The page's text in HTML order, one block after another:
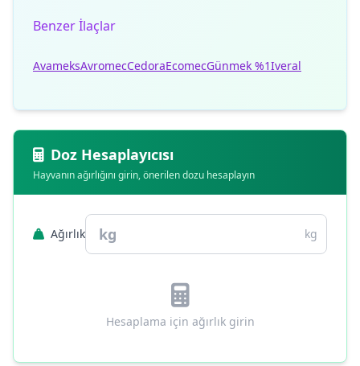
Benzer İlaçlar
AvameksAvromecCedoraEcomecGünmek %1Iveral
Doz Hesaplayıcısı
Hayvanın ağırlığını girin, önerilen dozu hesaplayın
Ağırlık kg
Hesaplama için ağırlık girin